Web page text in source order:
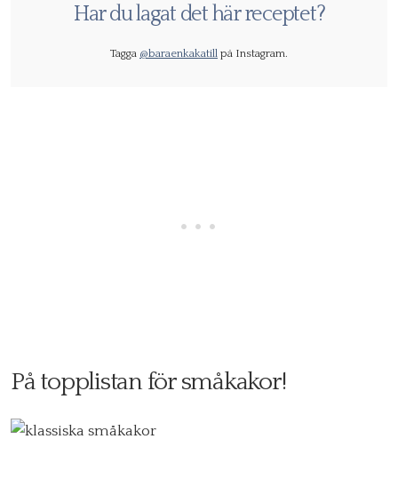
Har du lagat det här receptet?
Tagga @baraenkakatill på Instagram.
På topplistan för småkakor!